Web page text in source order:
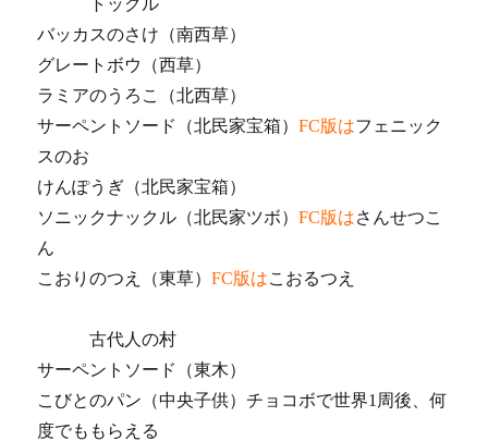
トックル
バッカスのさけ（南西草）
グレートボウ（西草）
ラミアのうろこ（北西草）
サーペントソード（北民家宝箱）FC版はフェニック
スのお
けんぽうぎ（北民家宝箱）
ソニックナックル（北民家ツボ）FC版はさんせつこ
ん
こおりのつえ（東草）FC版はこおるつえ
古代人の村
サーペントソード（東木）
こびとのパン（中央子供）チョコボで世界1周後、何
度でももらえる